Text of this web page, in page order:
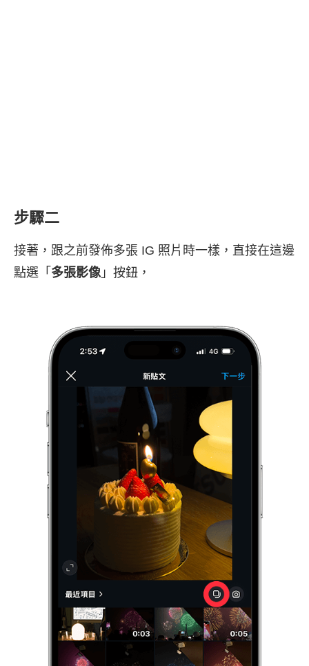
步驟二
接著，跟之前發佈多張 IG 照片時一樣，直接在這邊
點選「 多張影像」按鈕，